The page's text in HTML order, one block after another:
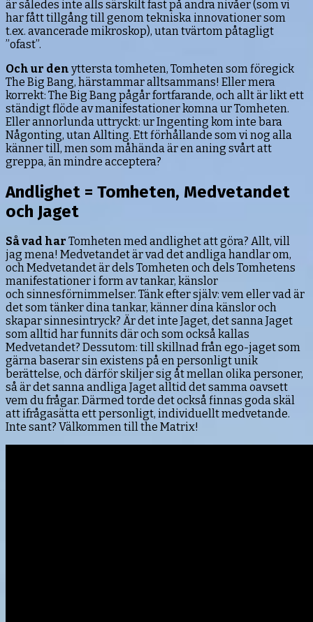
är således inte alls särskilt fast på andra nivåer (som vi
har fått tillgång till genom tekniska innovationer som
t.ex. avancerade mikroskop), utan tvärtom påtagligt
”ofast”.
Och ur den yttersta tomheten, Tomheten som föregick
The Big Bang, härstammar alltsammans! Eller mera
korrekt: The Big Bang pågår fortfarande, och allt är likt ett
ständigt flöde av manifestationer komna ur Tomheten.
Eller annorlunda uttryckt: ur Ingenting kom inte bara
Någonting, utan Allting. Ett förhållande som vi nog alla
känner till, men som måhända är en aning svårt att
greppa, än mindre acceptera?
Andlighet = Tomheten, Medvetandet
och Jaget
Så vad har Tomheten med andlighet att göra? Allt, vill
jag mena! Medvetandet är vad det andliga handlar om,
och Medvetandet är dels Tomheten och dels Tomhetens
manifestationer i form av tankar, känslor
och sinnesförnimmelser. Tänk efter själv: vem eller vad är
det som tänker dina tankar, känner dina känslor och
skapar sinnesintryck? Är det inte Jaget, det sanna Jaget
som alltid har funnits där och som också kallas
Medvetandet? Dessutom: till skillnad från ego-jaget som
gärna baserar sin existens på en personligt unik
berättelse, och därför skiljer sig åt mellan olika personer,
så är det sanna andliga Jaget alltid det samma oavsett
vem du frågar. Därmed torde det också finnas goda skäl
att ifrågasätta ett personligt, individuellt medvetande.
Inte sant? Välkommen till the Matrix!